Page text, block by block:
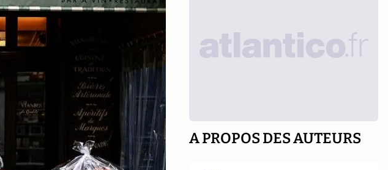
A PROPOS DES AUTEURS